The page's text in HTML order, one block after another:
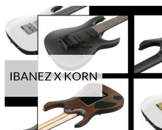
IBANEZ X KORN